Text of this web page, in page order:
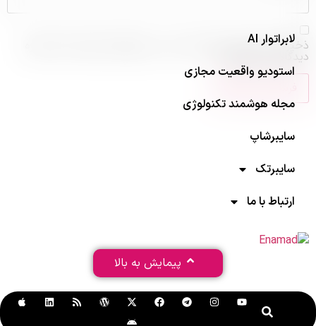
ذخیره نام، ایمیل و وبسایت من در مرورگر برای زمانی که دوباره
دیدگاهی می‌نویسم.
لابراتوار AI
استودیو واقعیت مجازی
مجله هوشمند تکنولوژی
سایبرشاپ
سایبرتک
ارتباط با ما
پیمایش به بالا